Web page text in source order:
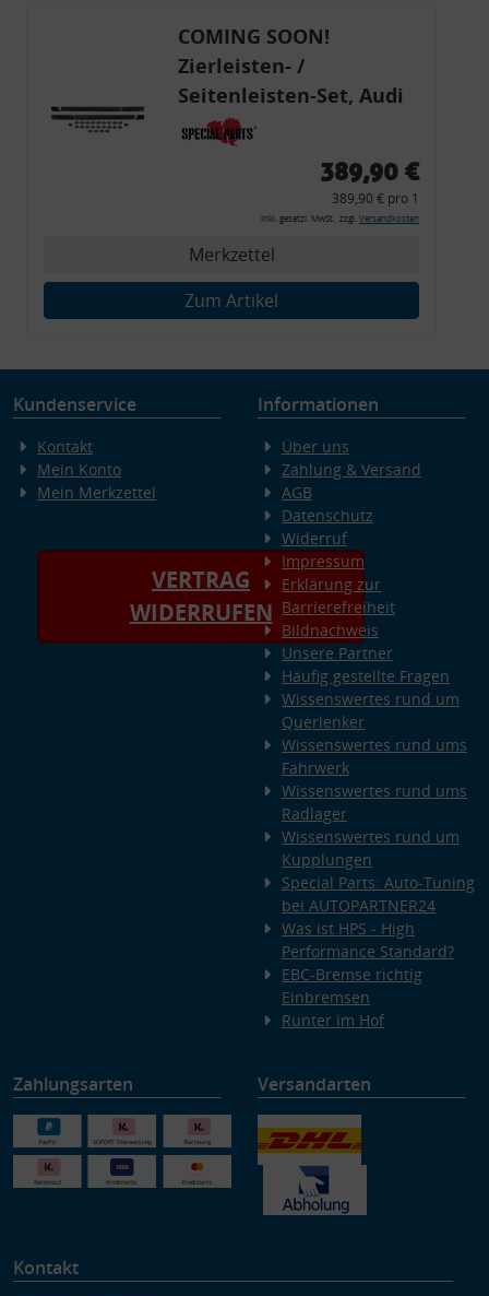
COMING SOON!
Zierleisten- /
Seitenleisten-Set, Audi
80 Cabrio, Coupe, S2, (6x
Zierleiste, 2x Kappe,
Montagewerkzeug)
389,90 €
389,90 € pro 1
inkl. gesetzl. MwSt., zzgl. Versandkosten
Merkzettel
Zum Artikel
Kundenservice
Kontakt
Mein Konto
Mein Merkzettel
VERTRAG
WIDERRUFEN
Informationen
Über uns
Zahlung & Versand
AGB
Datenschutz
Widerruf
Impressum
Erklärung zur
Barrierefreiheit
Bildnachweis
Unsere Partner
Häufig gestellte Fragen
Wissenswertes rund um
Querlenker
Wissenswertes rund ums
Fahrwerk
Wissenswertes rund ums
Radlager
Wissenswertes rund um
Kupplungen
Special Parts: Auto-Tuning
bei AUTOPARTNER24
Was ist HPS - High
Performance Standard?
EBC-Bremse richtig
Einbremsen
Runter im Hof
Zahlungsarten Versandarten
Kontakt